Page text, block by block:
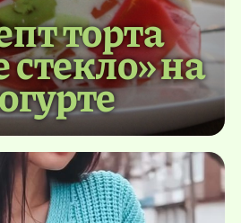
торта
стекло» на